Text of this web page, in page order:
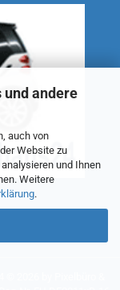
und andere
auch von
Website zu
und Ihnen
Weitere
.